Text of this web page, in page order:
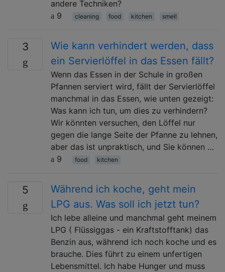
andere Techniken?
9
cleaning food kitchen smell
3
Wie kann verhindert werden, dass
ein Servierlöffel in das Essen fällt?
Wenn das Essen in der Schule in großen
Pfannen serviert wird, fällt der Servierlöffel
manchmal in das Essen, wie unten gezeigt:
Was kann ich tun, um dies zu verhindern?
Wir könnten versuchen, den Löffel nur
gegen die lange Seite der Pfanne zu lehnen,
aber das ist unpraktisch, und Sie können …
9
food kitchen
5
Während ich koche, geht mein
LPG aus. Was soll ich jetzt tun?
Ich lebe alleine und manchmal geht meinem
LPG ( Flüssiggas - ein Kraftstofftank) das
Benzin aus, während ich noch koche und es
brauche. Dies führt zu einem unfertigen
Lebensmittel. Ich habe Hunger und muss